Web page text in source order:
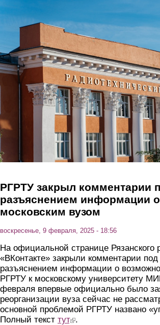
РГРТУ закрыл комментарии
разъяснением информации
московским вузом
воскресенье, 9 февраля, 2025 - 18:56
На официальной странице Рязанского
«ВКонтакте» закрыли комментарии
разъяснением информации о
РГРТУ к московскому университету
февраля впервые официально было
реорганизации вуза сейчас не
основной проблемой РГРТУ названо
Полный текст тут(link is external)
.